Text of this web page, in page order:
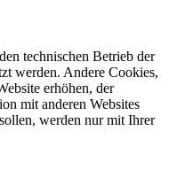
technischen Betrieb der
werden. Andere Cookies,
erhöhen, der
mit anderen Websites
werden nur mit Ihrer